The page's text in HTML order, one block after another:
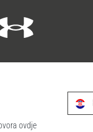
ovdje